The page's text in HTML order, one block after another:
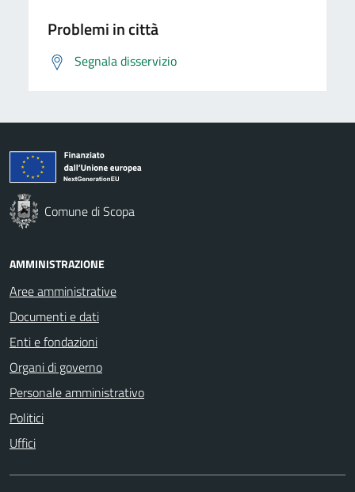
Problemi in città
Segnala disservizio
Comune di Scopa
AMMINISTRAZIONE
Aree amministrative
Documenti e dati
Enti e fondazioni
Organi di governo
Personale amministrativo
Politici
Uffici